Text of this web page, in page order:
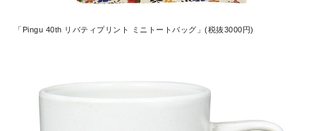
「Pingu 40th リバティプリント ミニトートバッグ」(税抜3000円)